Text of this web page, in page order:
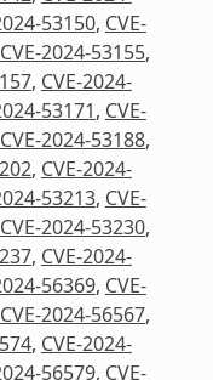
53150, CVE-
CVE-2024-53155,
, CVE-2024-
53171, CVE-
CVE-2024-53188,
, CVE-2024-
53213, CVE-
CVE-2024-53230,
, CVE-2024-
56369, CVE-
CVE-2024-56567,
, CVE-2024-
56579, CVE-